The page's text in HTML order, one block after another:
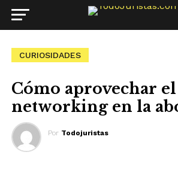
CURIOSIDADES
Cómo aprovechar el
networking en la
Por Todojuristas